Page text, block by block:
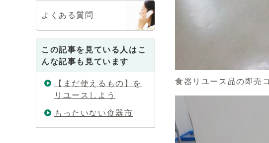
食器リユース品の即売
よくある質問
この記事を見ている人はこ
んな記事も見ています
【まだ使えるもの】を
リユースしよう
もったいない食器市